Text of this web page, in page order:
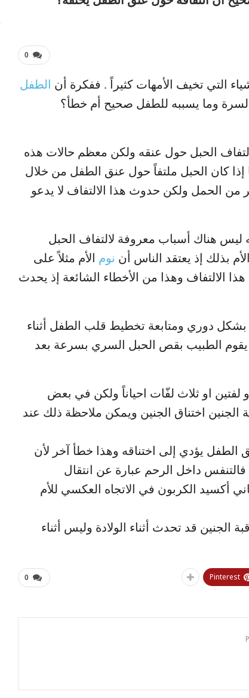
0
التي تخيف الأمهات كثيراً . ففكرة أن الطفل
وما يسببه للطفل صحيح أم خطأ؟
لالتفاف الحبل حول عنقه ولكن معظم حالات هذه
إذا كان الحبل ملتفاً حول عنق الطفل من خلال
من الحمل ولكن حدوث هذا الالتفاف لا يدعو
ليس هناك أسباب معروفة لالتفاف الحبل
بذلك إذ يعتقد الناس أن نوم الأم مثلاً على
هذا الالتفاف وهذا من الأخطاء الشائعة إذ يحدث
دوري ومتابعة تخطيط قلب الطفل أثناء
يقوم الطبيب بقص الحبل السري بسرعة بعد
لفتين او ثلاث لفّات احياناً ولكن في بعض
اختناق الجنين ويمكن ملاحظة ذلك عند
يؤدي إلى اختناقه وهذا خطأ آخر لأن
فالتنفس داخل الرحم عبارة عن انتقال
أكسيد الكربون في الاتجاه العكسي للأم
الجنين قد تحدث أثناء الولادة وليس أثناء
0 Pinterest